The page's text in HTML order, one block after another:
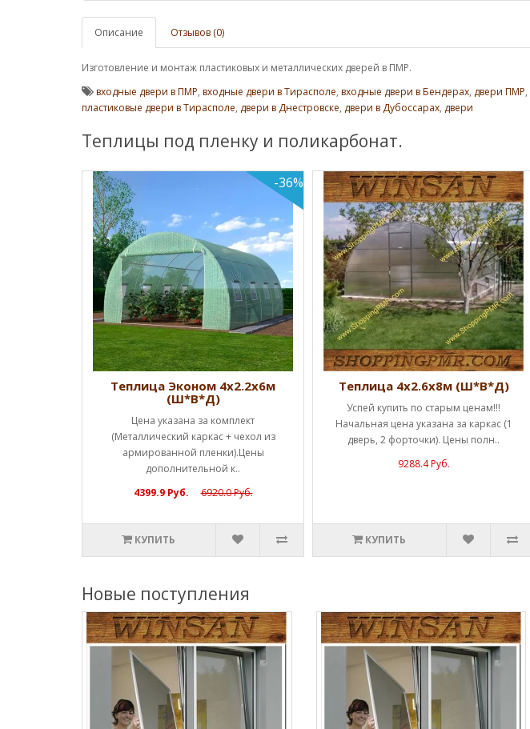
Описание Отзывов (0)
Изготовление и монтаж пластиковых и металлических дверей в ПМР.
входные двери в ПМР, входные двери в Тирасполе, входные двери в Бендерах, двери ПМР,
пластиковые двери в Тирасполе, двери в Днестровске, двери в Дубоссарах, двери
Теплицы под пленку и поликарбонат.
Теплица Эконом 4х2.2х6м
(Ш*В*Д)
Цена указана за комплект
(Металлический каркас + чехол из
армированной пленки).Цены
дополнительной к..
4399.9 Руб.
6920.0 Руб.
КУПИТЬ
-36%
Теплица 4х2.6х8м (Ш*В*Д)
Успей купить по старым ценам!!!
Начальная цена указана за каркас (1
дверь, 2 форточки). Цены полн..
9288.4 Руб.
КУПИТЬ
Новые поступления